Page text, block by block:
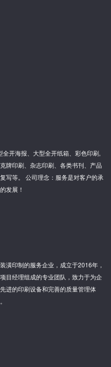
开海报、大型全开纸箱、彩色印刷,
牌印刷、杂志印刷、各类书刊、产品
写等。 公司理念：服务是对客户的承
发展！
潢印制的服务企业，成立于2016年，
目经理组成的专业团队，致力于为企
进的印刷设备和完善的质量管理体